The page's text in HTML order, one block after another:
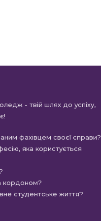
- твій шлях до успіху,
фахівцем своєї справи?
яка користується
кордоном?
студентське життя?